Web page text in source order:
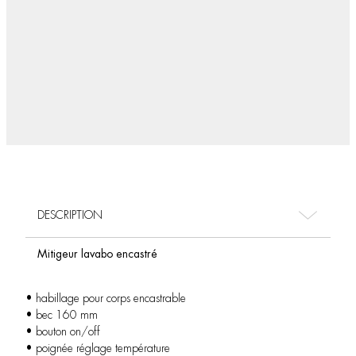
DESCRIPTION
Mitigeur lavabo encastré
• habillage pour corps encastrable
• bec 160 mm
• bouton on/off
• poignée réglage température